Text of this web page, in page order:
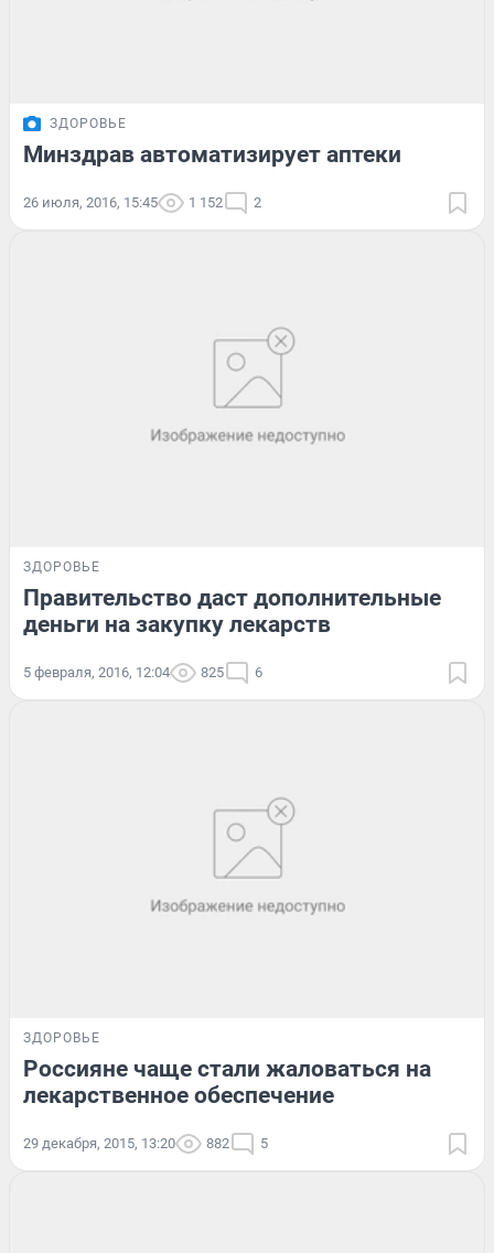
ЗДОРОВЬЕ
Минздрав автоматизирует аптеки
26 июля, 2016, 15:45 1 152 2
ЗДОРОВЬЕ
Правительство даст дополнительные
деньги на закупку лекарств
5 февраля, 2016, 12:04 825 6
ЗДОРОВЬЕ
Россияне чаще стали жаловаться на
лекарственное обеспечение
29 декабря, 2015, 13:20 882 5